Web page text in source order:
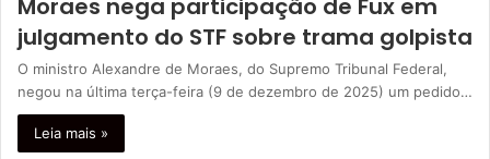
julgamento do STF sobre trama golpista
O ministro Alexandre de Moraes, do Supremo Tribunal Federal,
negou na última terça-feira (9 de dezembro de 2025) um pedido…
Leia mais »